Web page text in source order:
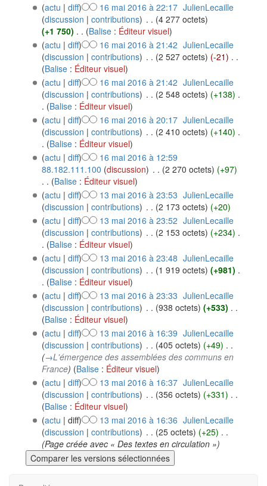
(actu | diff) 16 mai 2016 à 22:17‎ JulienLecaille
(discussion | contributions) . . (4 277 octets)
(+1 750) . . (Balise: Éditeur visuel)
(actu | diff) 16 mai 2016 à 21:42 JulienLecaille
(discussion | contributions) . . (2 527 octets) (-21) . .
(Balise: Éditeur visuel)
(actu | diff) 16 mai 2016 à 21:42 JulienLecaille
(discussion | contributions) . . (2 548 octets) (+138) .
. (Balise: Éditeur visuel)
(actu | diff) 16 mai 2016 à 20:17‎ JulienLecaille
(discussion | contributions) . . (2 410 octets) (+140) .
. (Balise: Éditeur visuel)
(actu | diff)
16 mai 2016 à 12:59
88.182.111.100 (discussion) . . (2 270 octets) (+97)
. . (Balise: Éditeur visuel)
(actu | diff) 13 mai 2016 à 23:53 JulienLecaille
(discussion | contributions) . . (2 173 octets) (+20)
(actu | diff) 13 mai 2016 à 23:52 JulienLecaille
(discussion | contributions) . . (2 153 octets) (+234) .
. (Balise: Éditeur visuel)
(actu | diff) 13 mai 2016 à 23:48 JulienLecaille
(discussion | contributions) . . (1 919 octets) (+981) .
. (Balise: Éditeur visuel)
(actu | diff) 13 mai 2016 à 23:33 JulienLecaille
(discussion | contributions) . . (938 octets) (+533) . .
(Balise: Éditeur visuel)
(actu | diff) 13 mai 2016 à 16:39 JulienLecaille
(discussion | contributions) . . (405 octets) (+49) . .
(→L'émergence des assemblées des communs en
France) (Balise: Éditeur visuel)
(actu | diff) 13 mai 2016 à 16:37‎ JulienLecaille
(discussion | contributions) . . (356 octets) (+331) . .
(Balise: Éditeur visuel)
(actu | diff) 13 mai 2016 à 16:36 JulienLecaille
(discussion | contributions) . . (25 octets) (+25) . .
(Page créée avec « Des textes en circulation »)